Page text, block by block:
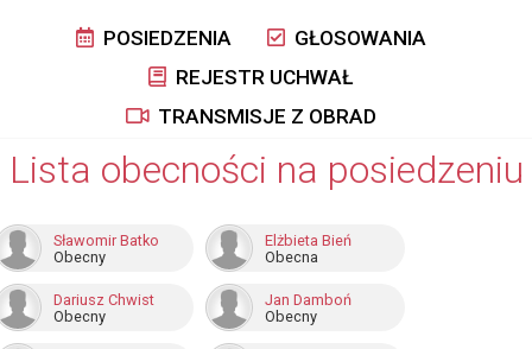
POSIEDZENIA
GŁOSOWANIA
REJESTR UCHWAŁ
TRANSMISJE Z OBRAD
Lista obecności na posiedzeniu
Sławomir Batko
Obecny
Elżbieta Bień
Obecna
Dariusz Chwist
Obecny
Jan Damboń
Obecny